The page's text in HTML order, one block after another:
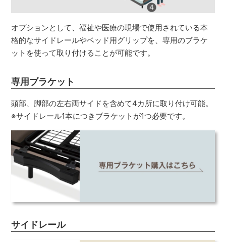
オプションとして、福祉や医療の現場で使用されている本
格的なサイドレールやベッド用グリップを、専用のブラケ
ットを使って取り付けることが可能です。
専用ブラケット
頭部、脚部の左右両サイドを含めて4カ所に取り付け可能。
※サイドレール1本につきブラケットが1つ必要です。
サイドレール